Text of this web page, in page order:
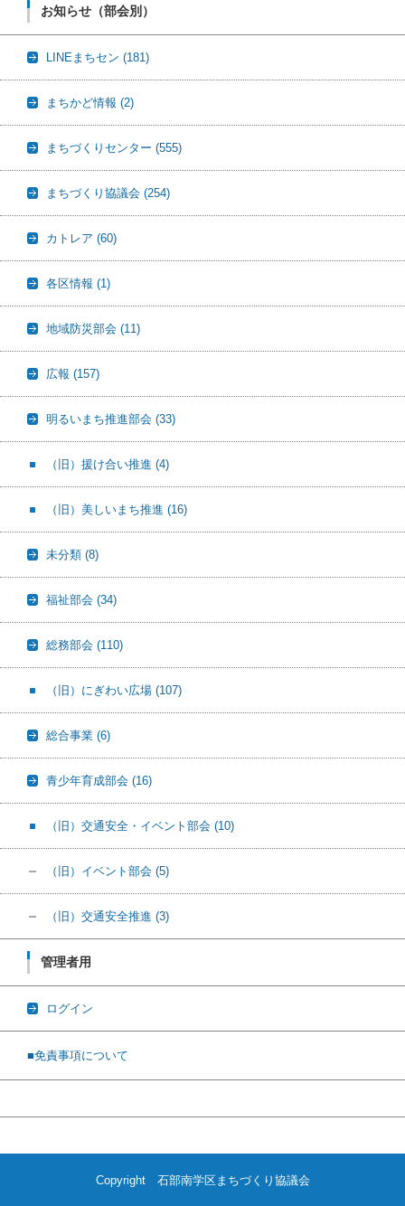
お知らせ（部会別）
LINEまちセン (181)
まちかど情報 (2)
まちづくりセンター (555)
まちづくり協議会 (254)
カトレア (60)
各区情報 (1)
地域防災部会 (11)
広報 (157)
明るいまち推進部会 (33)
（旧）援け合い推進 (4)
（旧）美しいまち推進 (16)
未分類 (8)
福祉部会 (34)
総務部会 (110)
（旧）にぎわい広場 (107)
総合事業 (6)
青少年育成部会 (16)
（旧）交通安全・イベント部会 (10)
（旧）イベント部会 (5)
（旧）交通安全推進 (3)
管理者用
ログイン
■免責事項について
Copyright 石部南学区まちづくり協議会